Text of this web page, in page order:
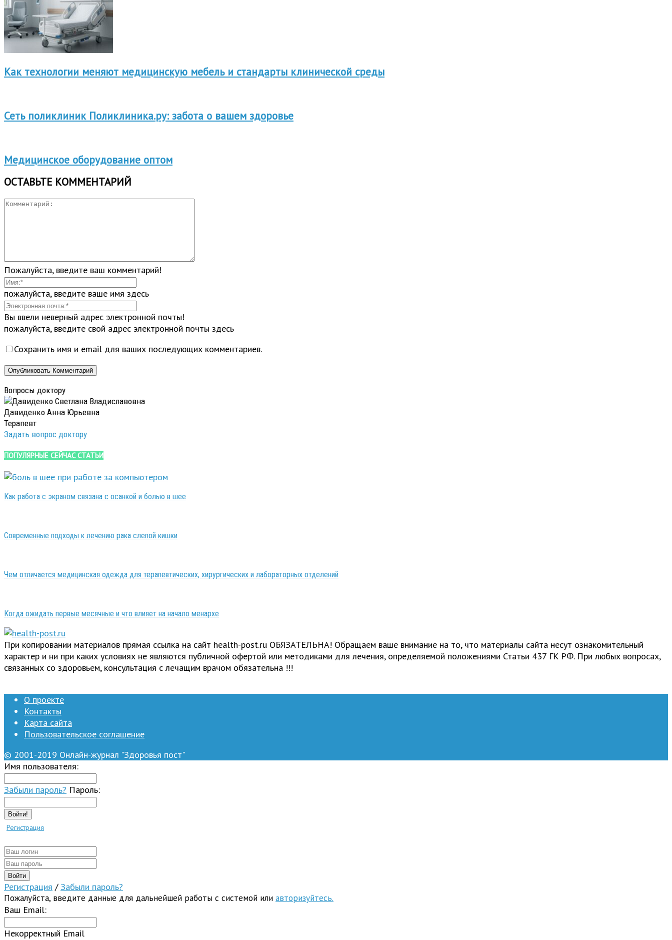
Как технологии меняют медицинскую мебель и стандарты клинической среды
Сеть поликлиник Поликлиника.ру: забота о вашем здоровье
Медицинское оборудование оптом
ОСТАВЬТЕ КОММЕНТАРИЙ
Пожалуйста, введите ваш комментарий!
пожалуйста, введите ваше имя здесь
Вы ввели неверный адрес электронной почты!
пожалуйста, введите свой адрес электронной почты здесь
Сохранить имя и email для ваших последующих комментариев.
Вопросы доктору
Давиденко Анна Юрьевна
Терапевт
Задать вопрос доктору
ПОПУЛЯРНЫЕ СЕЙЧАС СТАТЬИ
Как работа с экраном связана с осанкой и болью в шее
Современные подходы к лечению рака слепой кишки
Чем отличается медицинская одежда для терапевтических, хирургических и лабораторных отделений
Когда ожидать первые месячные и что влияет на начало менархе
При копировании материалов прямая ссылка на сайт health-post.ru ОБЯЗАТЕЛЬНА! Обращаем ваше внимание на то, что материалы сайта несут ознакомительный
характер и ни при каких условиях не являются публичной офертой или методиками для лечения, определяемой положениями Статьи 437 ГК РФ. При любых вопросах,
связанных со здоровьем, консультация с лечащим врачом обязательна !!!
О проекте
Контакты
Карта сайта
Пользовательское соглашение
© 2001-2019 Онлайн-журнал "Здоровья пост"
Имя пользователя:
Забыли пароль? Пароль:
Войти!
Регистрация
Регистрация / Забыли пароль?
Пожалуйста, введите данные для дальнейшей работы с системой или авторизуйтесь.
Ваш Email:
Некорректный Email